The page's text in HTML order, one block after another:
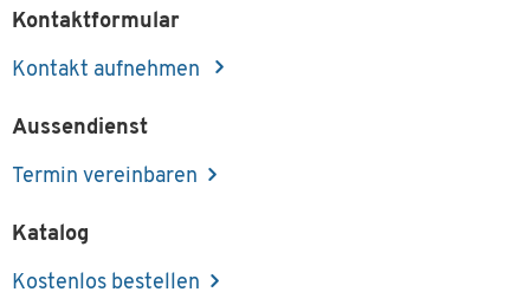
Kontaktformular
Kontakt aufnehmen
Aussendienst
Termin vereinbaren
Katalog
Kostenlos bestellen